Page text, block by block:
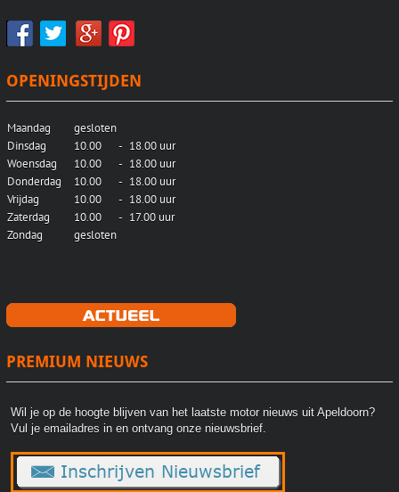
OPENINGSTIJDEN
Maandag
gesloten
Dinsdag
10.00 - 18.00 uur
Woensdag
10.00 - 18.00 uur
Donderdag
10.00 - 18.00 uur
Vrijdag
10.00 - 18.00 uur
Zaterdag
10.00 - 17.00 uur
Zondag
gesloten
PREMIUM NIEUWS
Wil je op de hoogte blijven van het laatste motor nieuws uit Apeldoorn?
Vul je emailadres in en ontvang onze nieuwsbrief.